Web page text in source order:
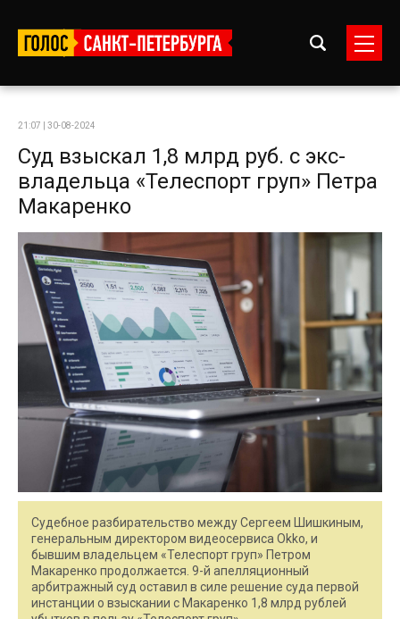
21:07 | 30-08-2024
Суд взыскал 1,8 млрд руб. с экс-
владельца «Телеспорт груп» Петра
Макаренко
Судебное разбирательство между Сергеем Шишкиным,
генеральным директором видеосервиса Okko, и
бывшим владельцем «Телеспорт груп» Петром
Макаренко продолжается. 9-й апелляционный
арбитражный суд оставил в силе решение суда первой
инстанции о взыскании с Макаренко 1,8 млрд рублей